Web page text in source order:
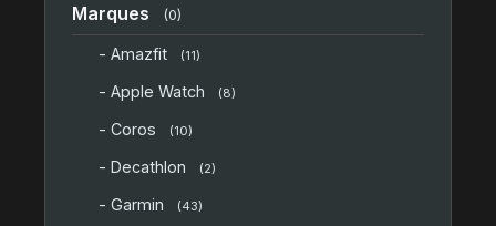
Marques (0)
- Amazfit (11)
- Apple Watch (8)
- Coros (10)
- Decathlon (2)
- Garmin (43)